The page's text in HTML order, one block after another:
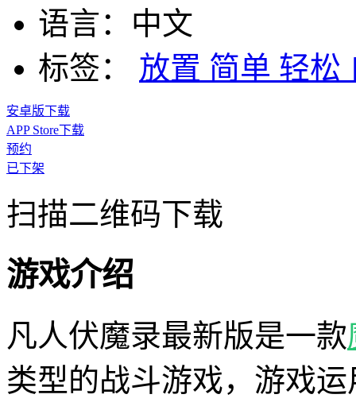
语言： 中文
标签：
放置 简单 轻松
安卓版下载
APP Store下载
预约
已下架
扫描二维码下载
游戏介绍
凡人伏魔录最新版是一款
类型的战斗游戏，游戏